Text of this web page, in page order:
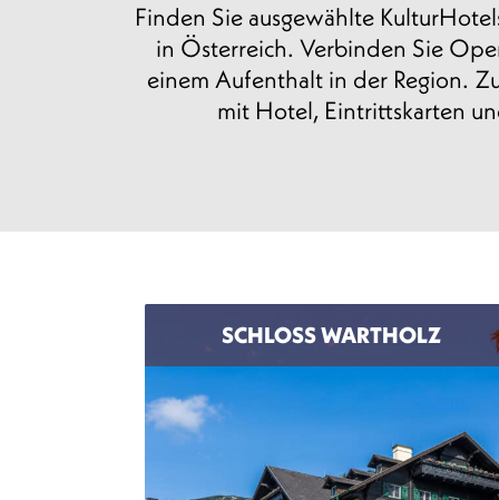
Finden Sie ausgewählte
in Österreich. Verbinden Sie
einem Aufenthalt in der Region.
mit Hotel, Eintrittskarten
SCHLOSS WARTHOLZ